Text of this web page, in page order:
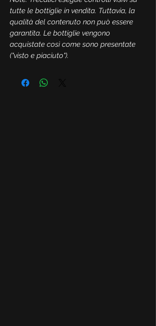
tutte le bottiglie in vendita. Tuttavia, la
qualità del contenuto non può essere
garantita. Le bottiglie vengono
acquistate così come sono presentate
("visto e piaciuto").